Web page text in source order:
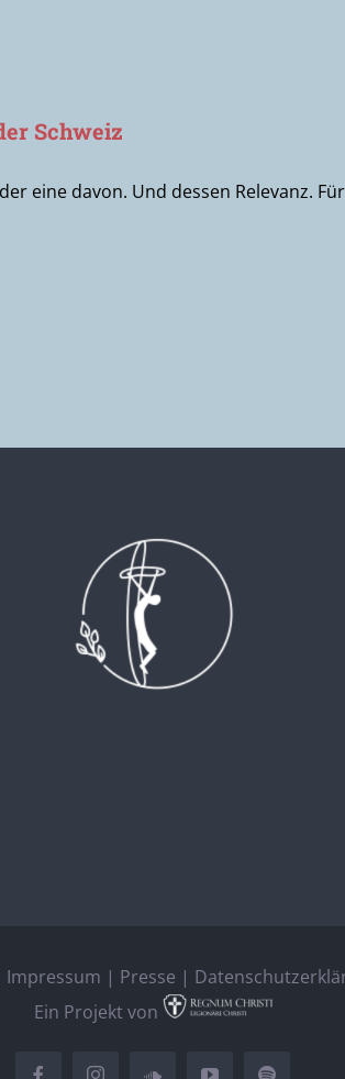
Schweiz
eine davon. Und dessen Relevanz.
Impressum | Presse |
Ein Projekt von